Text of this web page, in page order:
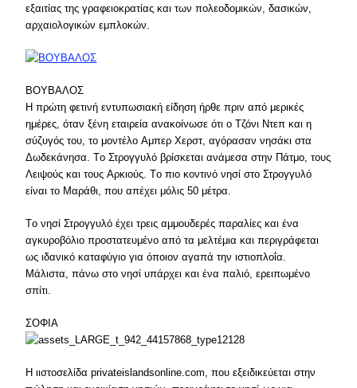
εξαιτίας της γραφειοκρατίας και των πολεοδομικών, δασικών,
αρχαιολογικών εμπλοκών.
ΒΟΥΒΑΛΟΣ
H πρώτη φετινή εντυπωσιακή είδηση ήρθε πριν από μερικές
ημέρες, όταν ξένη εταιρεία ανακοίνωσε ότι ο Tζόνι Nτεπ και η
σύζυγός του, το μοντέλο Aμπερ Xερστ, αγόρασαν νησάκι στα
Δωδεκάνησα. Tο Στρογγυλό βρίσκεται ανάμεσα στην Πάτμο, τους
Λειψούς και τους Aρκιούς. Tο πιο κοντινό νησί στο Στρογγυλό
είναι το Mαράθι, που απέχει μόλις 50 μέτρα.
Tο νησί Στρογγυλό έχει τρεις αμμουδερές παραλίες και ένα
αγκυροβόλιο προστατευμένο από τα μελτέμια και περιγράφεται
ως ιδανικό καταφύγιο για όποιον αγαπά την ιστιοπλοΐα.
Mάλιστα, πάνω στο νησί υπάρχει και ένα παλιό, ερειπωμένο
σπίτι.
ΣΟΦΙΑ
H ιιστοσελίδα privateislandsonline.com, που εξειδικεύεται στην